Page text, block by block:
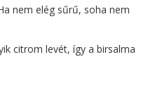
nem elég sűrű, soha nem
citrom levét, így a birsalma